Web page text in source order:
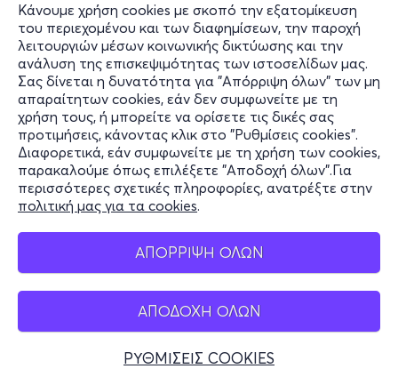
Κάνουμε χρήση cookies με σκοπό την εξατομίκευση
του περιεχομένου και των διαφημίσεων, την παροχή
λειτουργιών μέσων κοινωνικής δικτύωσης και την
ανάλυση της επισκεψιμότητας των ιστοσελίδων μας.
Σας δίνεται η δυνατότητα για "Απόρριψη όλων" των μη
απαραίτητων cookies, εάν δεν συμφωνείτε με τη
χρήση τους, ή μπορείτε να ορίσετε τις δικές σας
προτιμήσεις, κάνοντας κλικ στο "Ρυθμίσεις cookies".
Διαφορετικά, εάν συμφωνείτε με τη χρήση των cookies,
παρακαλούμε όπως επιλέξετε "Αποδοχή όλων".Για
περισσότερες σχετικές πληροφορίες, ανατρέξτε στην
πολιτική μας για τα cookies.
ΑΠΟΡΡΙΨΗ ΟΛΩΝ
ΑΠΟΔΟΧΗ ΟΛΩΝ
ΡΥΘΜΙΣΕΙΣ COOKIES